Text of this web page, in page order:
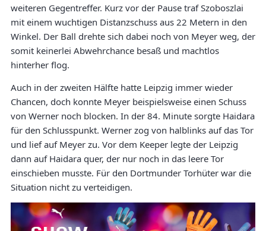
weiteren Gegentreffer. Kurz vor der Pause traf Szoboszlai
mit einem wuchtigen Distanzschuss aus 22 Metern in den
Winkel. Der Ball drehte sich dabei noch von Meyer weg, der
somit keinerlei Abwehrchance besaß und machtlos
hinterher flog.
Auch in der zweiten Hälfte hatte Leipzig immer wieder
Chancen, doch konnte Meyer beispielsweise einen Schuss
von Werner noch blocken. In der 84. Minute sorgte Haidara
für den Schlusspunkt. Werner zog von halblinks auf das Tor
und lief auf Meyer zu. Vor dem Keeper legte der Leipzig
dann auf Haidara quer, der nur noch in das leere Tor
einschieben musste. Für den Dortmunder Torhüter war die
Situation nicht zu verteidigen.